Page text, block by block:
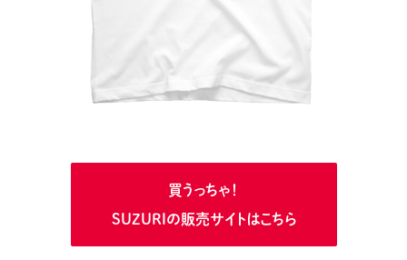
買うっちゃ！
SUZURIの販売サイトはこちら